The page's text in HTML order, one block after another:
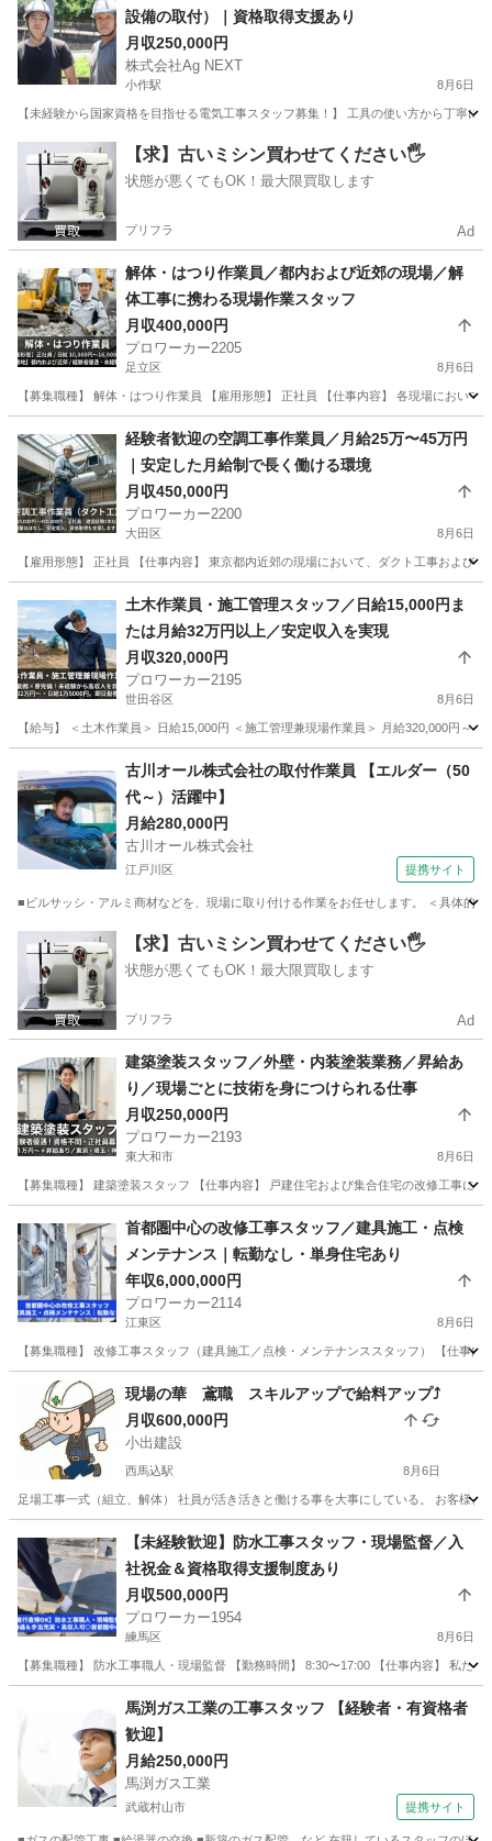
設備の取付）｜資格取得支援あり
月収250,000円
株式会社Ag NEXT
小作駅 8月6日
【未経験から国家資格を目指せる電気工事スタッフ募集！】 工具の使い方から丁寧
東京 青梅市 小作駅 内装職人
【求】古いミシン買わせてください🖐️
状態が悪くてもOK！最大限買取します
プリフラ Ad
解体・はつり作業員／都内および近郊の現場／解
体工事に携わる現場作業スタッフ
月収400,000円
プロワーカー2205
足立区 8月6日
【募集職種】 解体・はつり作業員 【雇用形態】 正社員 【仕事内容】 各現場におい
その他 都内
経験者歓迎の空調工事作業員／月給25万〜45万円
｜安定した月給制で長く働ける環境
月収450,000円
プロワーカー2200
大田区 8月6日
【雇用形態】 正社員 【仕事内容】 東京都内近郊の現場において、ダクト工事および
その他
土木作業員・施工管理スタッフ／日給15,000円ま
たは月給32万円以上／安定収入を実現
月収320,000円
プロワーカー2195
世田谷区 8月6日
【給与】 ＜土木作業員＞ 日給15,000円 ＜施工管理兼現場作業員＞ 月給320,000円
その他
古川オール株式会社の取付作業員 【エルダー（50
代～）活躍中】
月給280,000円
古川オール株式会社
江戸川区 提携サイト
■ビルサッシ・アルミ商材などを、現場に取り付ける作業をお任せします。 ＜具体的
東京 江戸川区 鳶職
【求】古いミシン買わせてください🖐️
状態が悪くてもOK！最大限買取します
プリフラ Ad
建築塗装スタッフ／外壁・内装塗装業務／昇給あ
り／現場ごとに技術を身につけられる仕事
月収250,000円
プロワーカー2193
東大和市 8月6日
【募集職種】 建築塗装スタッフ 【仕事内容】 戸建住宅および集合住宅の改修工事に
その他 業務
首都圏中心の改修工事スタッフ／建具施工・点検
メンテナンス｜転勤なし・単身住宅あり
年収6,000,000円
プロワーカー2114
江東区 8月6日
【募集職種】 改修工事スタッフ（建具施工／点検・メンテナンススタッフ） 【仕事
東京 江東区 その他 建具
現場の華 鳶職 スキルアップで給料アップ⤴️
月収600,000円
小出建設
西馬込駅 8月6日
足場工事一式（組立、解体） 社員が活き活きと働ける事を大事にしている。 お客様
西馬込駅 鳶職 給料
【未経験歓迎】防水工事スタッフ・現場監督／入
社祝金＆資格取得支援制度あり
月収500,000円
プロワーカー1954
練馬区 8月6日
【募集職種】 防水工事職人・現場監督 【勤務時間】 8:30〜17:00 【仕事内容】 私た
その他 未経験
馬渕ガス工業の工事スタッフ 【経験者・有資格者
歓迎】
月給250,000円
馬渕ガス工業
武蔵村山市 提携サイト